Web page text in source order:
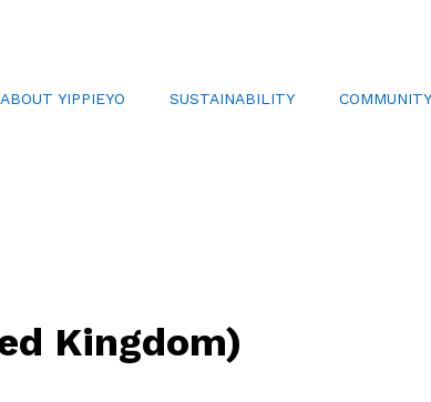
ABOUT YIPPIEYO SUSTAINABILITY
Kingdom)